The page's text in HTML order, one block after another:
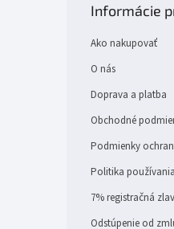
Informácie
Ako nakupovať
O nás
Doprava a platba
Obchodné
Podmienky
Politika
7% registračná
Odstúpenie od